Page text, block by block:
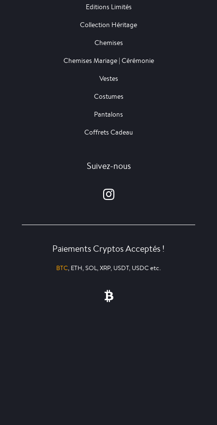
Editions Limités
Collection Héritage
Chemises
Chemises Mariage | Cérémonie
Vestes
Costumes
Pantalons
Coffrets Cadeau
Suivez-nous
Paiements Cryptos Acceptés !
BTC, ETH, SOL, XRP, USDT, USDC etc.